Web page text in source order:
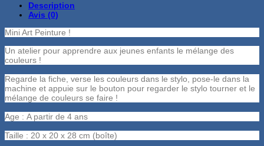
Description
Avis (0)
Mini Art Peinture !
Un atelier pour apprendre aux jeunes enfants le mélange des
couleurs !
Regarde la fiche, verse les couleurs dans le stylo, pose-le dans la
machine et appuie sur le bouton pour regarder le stylo tourner et le
mélange de couleurs se faire !
Age : A partir de 4 ans
Taille : 20 x 20 x 28 cm (boîte)